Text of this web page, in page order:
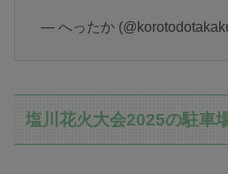
— へったか
塩川花火大会2025の駐車